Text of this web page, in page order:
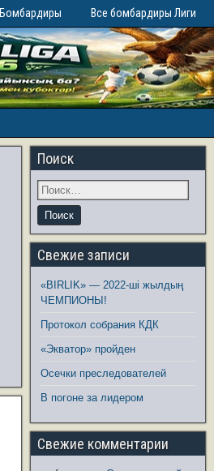
Бомбардиры Все бомбардиры Лиги
Поиск
Свежие записи
«BIRLIK» — 2022-ші жылдың
ЧЕМПИОНЫ!
Протокол собрания КДК
«Экватор» пройден
Осечки преследователей
В погоне за лидером
Свежие комментарии